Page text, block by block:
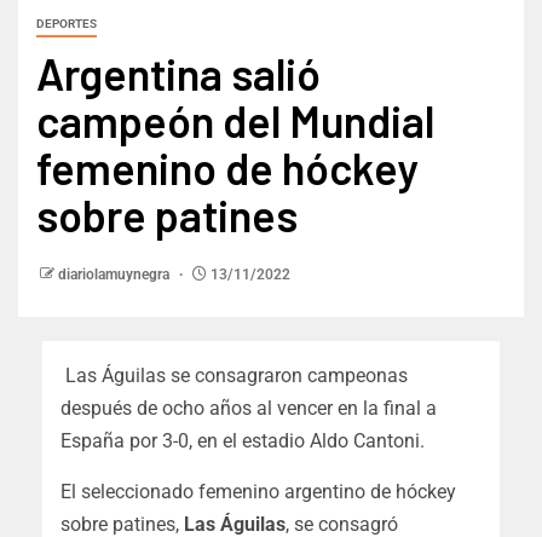
DEPORTES
Argentina salió
campeón del Mundial
femenino de hóckey
sobre patines
diariolamuynegra 13/11/2022
Las Águilas se consagraron campeonas
después de ocho años al vencer en la final a
España por 3-0, en el estadio Aldo Cantoni.
El seleccionado femenino argentino de hóckey
sobre patines, Las Águilas, se consagró